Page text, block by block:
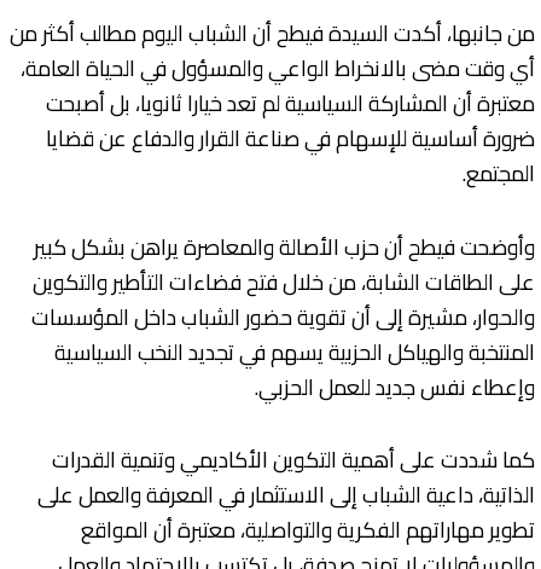
من جانبها، أكدت السيدة فيطح أن الشباب اليوم مطالب أكثر من
أي وقت مضى بالانخراط الواعي والمسؤول في الحياة العامة،
معتبرة أن المشاركة السياسية لم تعد خيارا ثانويا، بل أصبحت
ضرورة أساسية للإسهام في صناعة القرار والدفاع عن قضايا
المجتمع.
وأوضحت فيطح أن حزب الأصالة والمعاصرة يراهن بشكل كبير
على الطاقات الشابة، من خلال فتح فضاءات التأطير والتكوين
والحوار، مشيرة إلى أن تقوية حضور الشباب داخل المؤسسات
المنتخبة والهياكل الحزبية يسهم في تجديد النخب السياسية
وإعطاء نفس جديد للعمل الحزبي.
كما شددت على أهمية التكوين الأكاديمي وتنمية القدرات
الذاتية، داعية الشباب إلى الاستثمار في المعرفة والعمل على
تطوير مهاراتهم الفكرية والتواصلية، معتبرة أن المواقع